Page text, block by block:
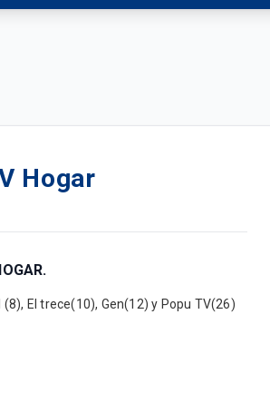
Hogar
El trece(10), Gen(12) y Popu TV(26)